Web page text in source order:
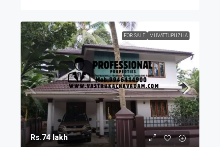
FOR SALE MUVATTUPUZHA
Rs.74 lakh